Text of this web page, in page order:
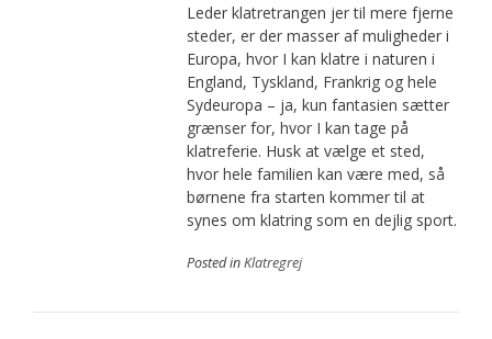
Leder klatretrangen jer til mere fjerne
steder, er der masser af muligheder i
Europa, hvor I kan klatre i naturen i
England, Tyskland, Frankrig og hele
Sydeuropa – ja, kun fantasien sætter
grænser for, hvor I kan tage på
klatreferie. Husk at vælge et sted,
hvor hele familien kan være med, så
børnene fra starten kommer til at
synes om klatring som en dejlig sport.
Posted inKlatregrej